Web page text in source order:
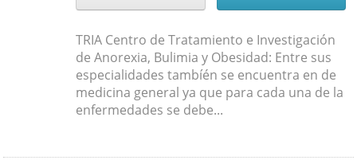
TRIA Centro de Tratamiento e Investigación
de Anorexia, Bulimia y Obesidad: Entre sus
especialidades tambíén se encuentra en de
medicina general ya que para cada una de la
enfermedades se debe...